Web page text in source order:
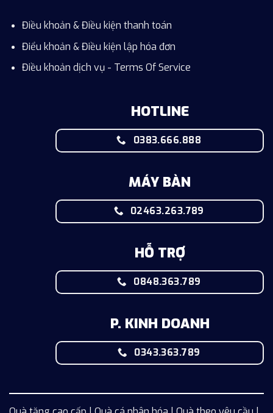
Điều khoản & Điều kiện thanh toán
Điểu khoản & Điều kiện lập hóa đơn
Điều khoản dịch vụ - Terms Of Service
HOTLINE
0383.666.888
MÁY BÀN
02463.263.789
HỖ TRỢ
0848.363.789
P. KINH DOANH
0343.363.789